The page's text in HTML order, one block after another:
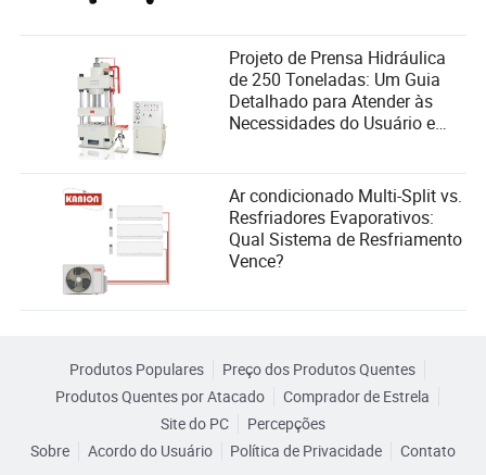
Projeto de Prensa Hidráulica
de 250 Toneladas: Um Guia
Detalhado para Atender às
Necessidades do Usuário e
Ar condicionado Multi-Split vs.
Resfriadores Evaporativos:
Qual Sistema de Resfriamento
Vence?
Produtos Populares
Preço dos Produtos Quentes
Produtos Quentes por Atacado
Comprador de Estrela
Site do PC
Percepções
Sobre
Acordo do Usuário Política de Privacidade
Contato